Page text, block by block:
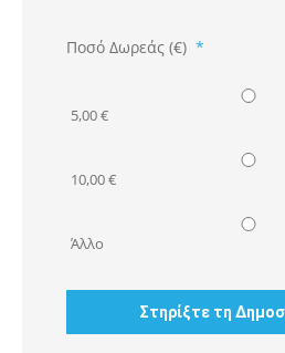
Ποσό Δωρεάς (€) *
5,00 €
10,00 €
Άλλο